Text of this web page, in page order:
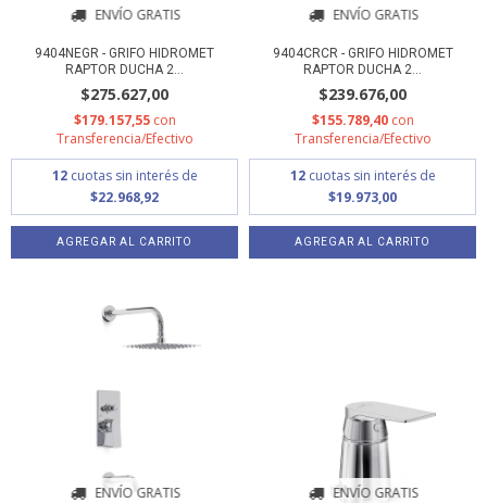
ENVÍO GRATIS
9404NEGR - GRIFO HIDROMET
RAPTOR DUCHA 2...
$275.627,00
$179.157,55 con
Transferencia/Efectivo
12 cuotas sin interés de
$22.968,92
ENVÍO GRATIS
9404CRCR - GRIFO HIDROMET
RAPTOR DUCHA 2...
$239.676,00
$155.789,40 con
Transferencia/Efectivo
12 cuotas sin interés de
$19.973,00
ENVÍO GRATIS ENVÍO GRATIS